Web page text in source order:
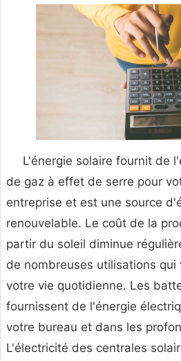
L'énergie solaire fournit de
de gaz à effet de serre pour
entreprise et est une source
renouvelable. Le coût de la
partir du soleil diminue
de nombreuses utilisations
votre vie quotidienne. Les
fournissent de l'énergie
votre bureau et dans les
L'électricité des centrales